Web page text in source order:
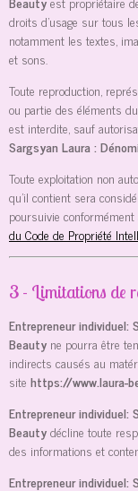
droits d’usage sur tous
notamment les textes,
et sons.
Toute reproduction,
ou partie des éléments
est interdite, sauf
Sargsyan Laura :
Toute exploitation non
qu’il contient sera
poursuivie
du Code de Propriété
3 - Limitations de
Entrepreneur individuel:
Beauty ne pourra être
indirects causés au
site https://www.laura-
Entrepreneur individuel:
Beautydécline toute
des informations et
Entrepreneur individuel: